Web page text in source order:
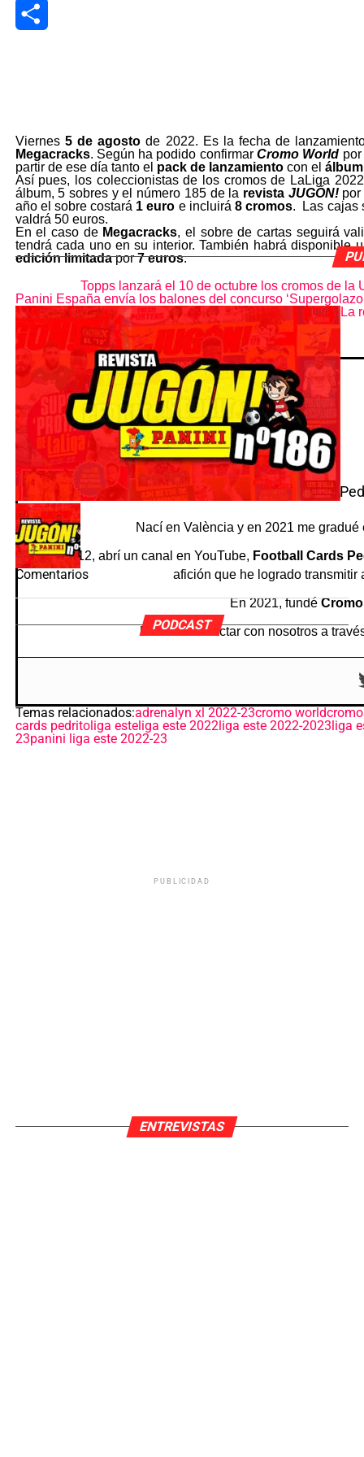
LinkedIn
Viernes 5 de agosto de 2022. Es la fecha de
Megacracks. Según ha podido confirmar Cromo World
partir de ese día tanto el pack de lanzamientocon el
Así pues, los coleccionistas de los cromos de LaLiga
álbum, 5 sobres y el número 185 de la revista JUGÓN!
año el sobre costará 1 euro e incluirá 8 cromos. Las cajas
valdrá 50 euros.
En el caso de Megacracks, el sobre de cartas seguirá
tendrá cada uno en su interior. También habrá disponible
edición limitadapor7 euros.
Nací en València y en 2021 me
En 2012, abrí un canal en YouTube, Football Cards
afición que he logrado transmitir
En 2021, fundé
Puedes contactar con nosotros a
Temas relacionados:adrenalyn xl 2022-23cromo world
cards pedritoliga esteliga este 2022liga este 2022-2023liga
23panini liga este 2022-23
Topps lanzará el 10 de octubre los cromos de la
Panini España envía los balones del concurso
La
Comentarios
PODCAST
PUBLICIDAD
ENTREVISTAS